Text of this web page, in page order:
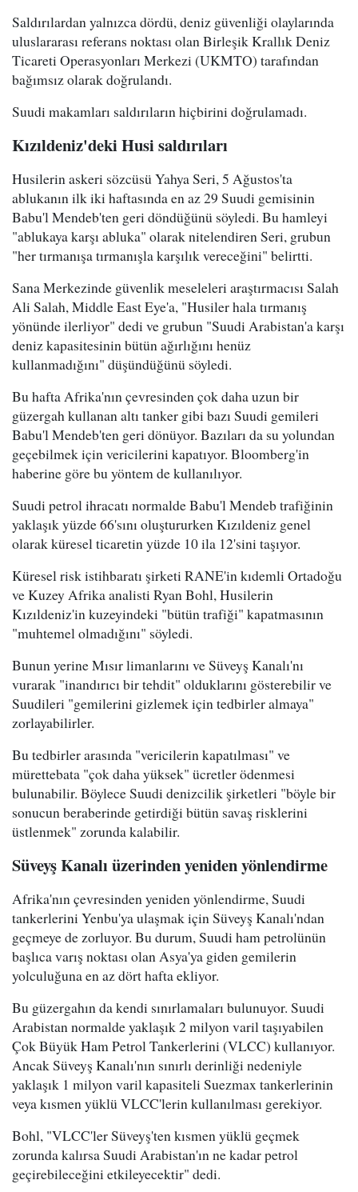
Saldırılardan yalnızca dördü, deniz güvenliği olaylarında
uluslararası referans noktası olan Birleşik Krallık Deniz
Ticareti Operasyonları Merkezi (UKMTO) tarafından
bağımsız olarak doğrulandı.
Suudi makamları saldırıların hiçbirini doğrulamadı.
Kızıldeniz'deki Husi saldırıları
Husilerin askeri sözcüsü Yahya Seri, 5 Ağustos'ta
ablukanın ilk iki haftasında en az 29 Suudi gemisinin
Babu'l Mendeb'ten geri döndüğünü söyledi. Bu hamleyi
"ablukaya karşı abluka" olarak nitelendiren Seri, grubun
"her tırmanışa tırmanışla karşılık vereceğini" belirtti.
Sana Merkezinde güvenlik meseleleri araştırmacısı Salah
Ali Salah, Middle East Eye'a, "Husiler hala tırmanış
yönünde ilerliyor" dedi ve grubun "Suudi Arabistan'a karşı
deniz kapasitesinin bütün ağırlığını henüz
kullanmadığını" düşündüğünü söyledi.
Bu hafta Afrika'nın çevresinden çok daha uzun bir
güzergah kullanan altı tanker gibi bazı Suudi gemileri
Babu'l Mendeb'ten geri dönüyor. Bazıları da su yolundan
geçebilmek için vericilerini kapatıyor. Bloomberg'in
haberine göre bu yöntem de kullanılıyor.
Suudi petrol ihracatı normalde Babu'l Mendeb trafiğinin
yaklaşık yüzde 66'sını oluştururken Kızıldeniz genel
olarak küresel ticaretin yüzde 10 ila 12'sini taşıyor.
Küresel risk istihbaratı şirketi RANE'in kıdemli Ortadoğu
ve Kuzey Afrika analisti Ryan Bohl, Husilerin
Kızıldeniz'in kuzeyindeki "bütün trafiği" kapatmasının
"muhtemel olmadığını" söyledi.
Bunun yerine Mısır limanlarını ve Süveyş Kanalı'nı
vurarak "inandırıcı bir tehdit" olduklarını gösterebilir ve
Suudileri "gemilerini gizlemek için tedbirler almaya"
zorlayabilirler.
Bu tedbirler arasında "vericilerin kapatılması" ve
mürettebata "çok daha yüksek" ücretler ödenmesi
bulunabilir. Böylece Suudi denizcilik şirketleri "böyle bir
sonucun beraberinde getirdiği bütün savaş risklerini
üstlenmek" zorunda kalabilir.
Süveyş Kanalı üzerinden yeniden yönlendirme
Afrika'nın çevresinden yeniden yönlendirme, Suudi
tankerlerini Yenbu'ya ulaşmak için Süveyş Kanalı'ndan
geçmeye de zorluyor. Bu durum, Suudi ham petrolünün
başlıca varış noktası olan Asya'ya giden gemilerin
yolculuğuna en az dört hafta ekliyor.
Bu güzergahın da kendi sınırlamaları bulunuyor. Suudi
Arabistan normalde yaklaşık 2 milyon varil taşıyabilen
Çok Büyük Ham Petrol Tankerlerini (VLCC) kullanıyor.
Ancak Süveyş Kanalı'nın sınırlı derinliği nedeniyle
yaklaşık 1 milyon varil kapasiteli Suezmax tankerlerinin
veya kısmen yüklü VLCC'lerin kullanılması gerekiyor.
Bohl, "VLCC'ler Süveyş'ten kısmen yüklü geçmek
zorunda kalırsa Suudi Arabistan'ın ne kadar petrol
geçirebileceğini etkileyecektir" dedi.